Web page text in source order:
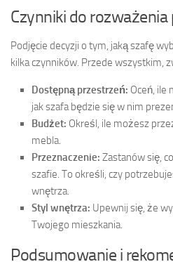
Czynniki do
Podjęcie decyzji o tym, jaką szafę
kilka czynników. Przede wszystkim,
Dostępną przestrzeń: Oceń, ile
jak szafa będzie się w nim
Budżet: Określ, ile możesz
mebla.
Przeznaczenie: Zastanów się,
szafie. To określi, czy
wnętrza.
Styl wnętrza: Upewnij się, że
Twojego mieszkania.
Podsumowanie i